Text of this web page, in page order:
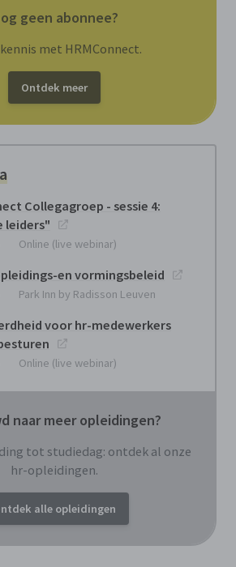
geen abonnee?
met HRMConnect.
Ontdek meer
Collegagroep - sessie 4:
leiders"
Online (live webinar)
en vormingsbeleid
Park Inn by Radisson Leuven
voor hr-medewerkers
Online (live webinar)
naar meer opleidingen?
tot studiedag: ontdek al onze
hr-opleidingen.
alle opleidingen